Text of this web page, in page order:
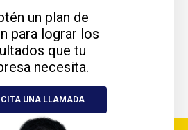
un plan de
para lograr los
que tu
necesita.
UNA LLAMADA